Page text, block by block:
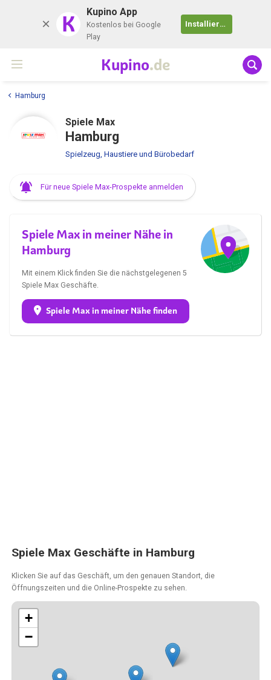
K Kupino App
Kostenlos bei Google
Play
Installieren
Kupino.de
Hamburg
Spiele Max
Hamburg
Spielzeug, Haustiere und Bürobedarf
Für neue Spiele Max-Prospekte anmelden
Spiele Max in meiner Nähe in
Hamburg
Mit einem Klick finden Sie die nächstgelegenen 5
Spiele Max Geschäfte.
Spiele Max in meiner Nähe finden
Spiele Max Geschäfte in Hamburg
Klicken Sie auf das Geschäft, um den genauen Standort, die
Öffnungszeiten und die Online-Prospekte zu sehen.
+
−